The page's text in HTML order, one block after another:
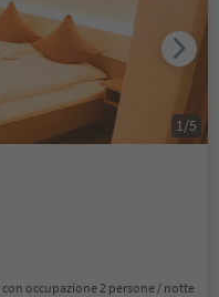
con occupazione 2 persone / notte
1 /5